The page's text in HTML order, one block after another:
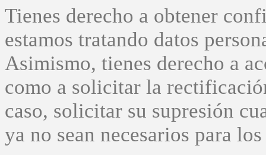
Tienes derecho a obtener
estamos tratando datos
Asimismo, tienes derecho a
como a solicitar la
caso, solicitar su supresión
ya no sean necesarios para